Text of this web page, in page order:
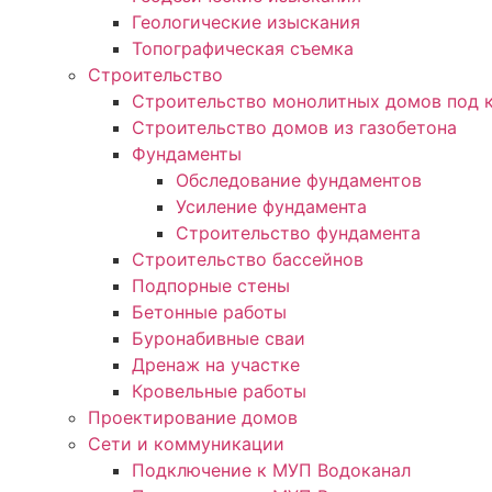
Геологические изыскания
Топографическая съемка
Строительство
Строительство монолитных домов под
Строительство домов из газобетона
Фундаменты
Обследование фундаментов
Усиление фундамента
Строительство фундамента
Строительство бассейнов
Подпорные стены
Бетонные работы
Буронабивные сваи
Дренаж на участке
Кровельные работы
Проектирование домов
Сети и коммуникации
Подключение к МУП Водоканал